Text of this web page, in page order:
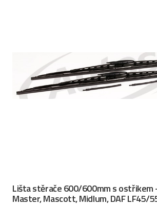
Lišta stěrače 600/600mm s ostřikem
Master, Mascott, Midlum, DAF LF45/